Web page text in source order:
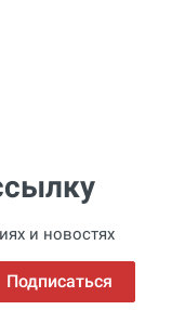
и новостях
Подписаться